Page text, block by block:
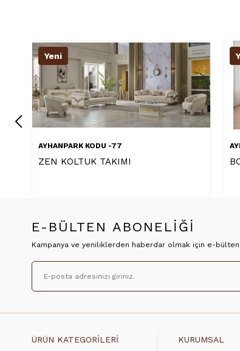
Yeni
AYHANPARK KODU -04
BOHEM STAR KOLTUK TAKIMI
E-BÜLTEN ABONELİĞİ
Kampanya ve yeniliklerden haberdar olmak için e-
ÜRÜN KATEGORİLERİ KURUMSAL